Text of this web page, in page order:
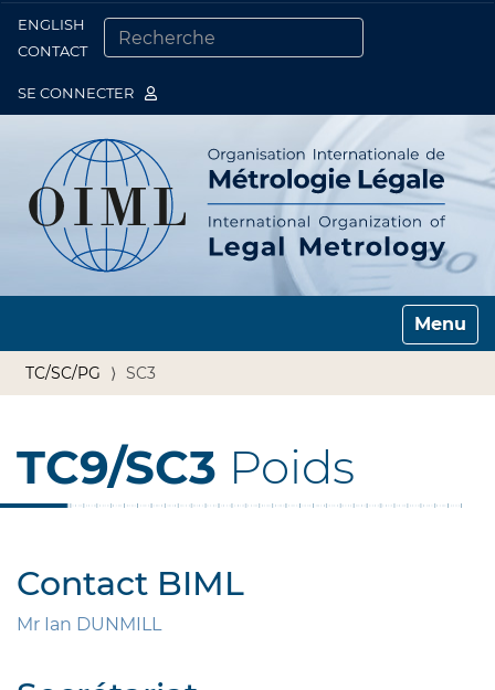
ENGLISH
CONTACT
SE CONNECTER
Toggle
TC/SC/PG SC3
TC9/SC3 Poids
Contact BIML
Mr Ian DUNMILL